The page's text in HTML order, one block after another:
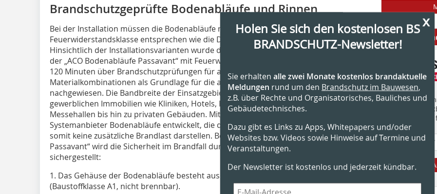
Brandschutzgeprüfte Bodenabläufe und Rinnen
Bei der Installation müssen die Bodenabläufe mindestens der gleichen
Feuerwiderstandsklasse entsprechen wie die Decken, in denen sie verbaut werden.
Hinsichtlich der Installationsvarianten wurde die brandschutztechnische Eignung
der „ACO Bodenabläufe Passavant“ mit Feuerwiderstandsdauer von 30 bis 90 bzw.
120 Minuten über Brandschutzprüfungen für alle vier oben genannten
Materialkombinationen als Grundlage für die allgemeine bauaufsichtliche Zulassung
nachgewiesen. Die Bandbreite der Einsatzgebiete reicht von öffentlichen und
gewerblichen Immobilien wie Kliniken, Hotels, Flughäfen, Sportstätten und
Messehallen bis hin zu privaten Gebäuden. Mit der Serie „Passavant“ hat der
Systemanbieter Bodenabläufe entwickelt, die der Baustoffklasse A1 entsprechen und
somit keine zusätzliche Brandlast darstellen. Bei dem neuen „ACO Bodenablauf
Passavant“ wird die Sicherheit im Brandfall durch fünf Brandschutz-Komponenten
sichergestellt:
1. Das Gehäuse der Bodenabläufe besteht aus dem Werkstoff Gusseisen
(Baustoffklasse A1, nicht brennbar).
x
Holen Sie sich den kostenlosen BS
BRANDSCHUTZ-Newsletter!
Sie erhalten alle zwei Monate kostenlos brandaktuelle
Meldungen rund um den Brandschutz im Bauwesen,
z.B. über Rechte und Organisatorisches, Bauliches und
Gebäudetechnisches.
Dazu gibt es Links zu Apps, Whitepapers und/oder
Websites bzw. Videos sowie Hinweise auf Termine und
Veranstaltungen.
Der Newsletter ist kostenlos und jederzeit kündbar.
Anbieter
Finden Sie